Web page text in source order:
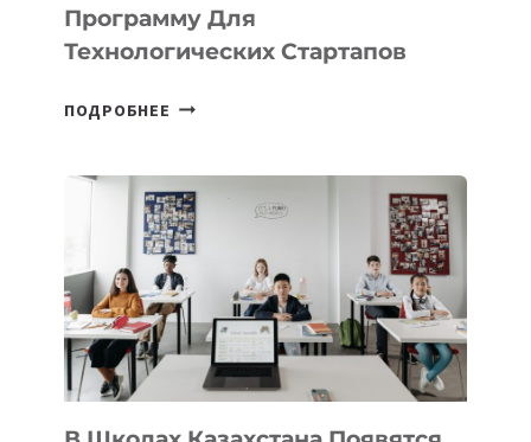
ПРЕДПРИНИМАТЕЛЬСТВО
Программу Для
Технологических Стартапов
ПОДРОБНЕЕ ОТКРЫТ
DEAL
VELOCITY
BY
MOST
—
МЕЖДУНАРОДНУЮ
ПРОГРАММУ
ДЛЯ
ТЕХНОЛОГИЧЕСКИХ